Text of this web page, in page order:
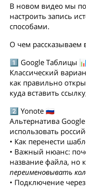
В новом видео мы
настроить запись
способами.
О чем рассказываем
1️⃣ Google Таблицы
Классический
как правильно
куда вставить
2️⃣ Yonote 🇷🇺
Альтернатива
использовать
• Как перенести
• Важный нюанс:
название файла, но
переименовывать
• Подключение